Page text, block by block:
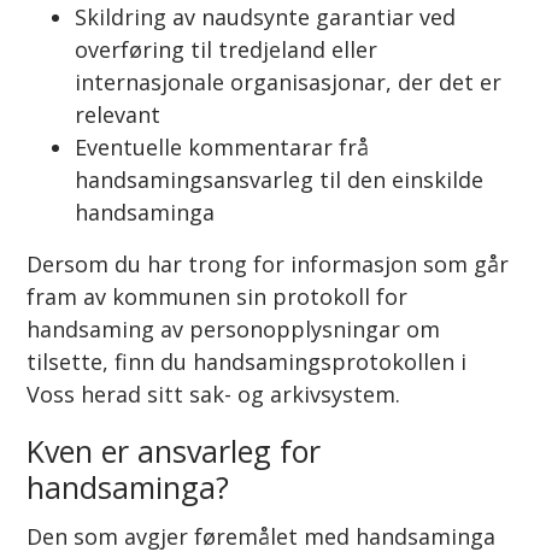
Skildring av naudsynte garantiar ved
overføring til tredjeland eller
internasjonale organisasjonar, der det er
relevant
Eventuelle kommentarar frå
handsamingsansvarleg til den einskilde
handsaminga
Dersom du har trong for informasjon som går
fram av kommunen sin protokoll for
handsaming av personopplysningar om
tilsette, finn du handsamingsprotokollen i
Voss herad sitt sak- og arkivsystem.
Kven er ansvarleg for
handsaminga?
Den som avgjer føremålet med handsaminga